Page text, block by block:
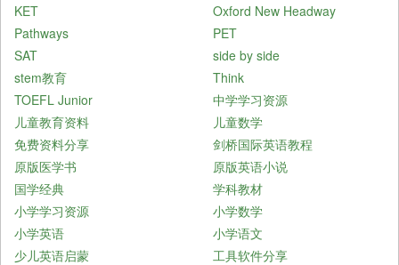
KET
Oxford New Headway
Pathways
PET
SAT
side by side
stem教育
Think
TOEFL Junior
中学学习资源
儿童教育资料
儿童数学
免费资料分享
剑桥国际英语教程
原版医学书
原版英语小说
国学经典
学科教材
小学学习资源
小学数学
小学英语
小学语文
少儿英语启蒙
工具软件分享